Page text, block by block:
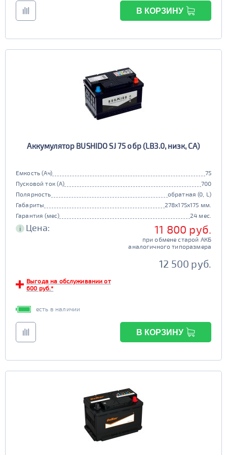
В КОРЗИНУ
Аккумулятор BUSHIDO SJ 75 обр (LB3.0, низк, CA)
Емкость (Ач)
75
Пусковой ток (А)
700
Полярность
обратная (0, L)
Габариты
278x175x175 мм.
Гарантия (мес)
24 мес.
i Цена: 11 800 руб.
при обмене старой АКБ
аналогичного типоразмера
12 500 руб.
Выгода на обслуживании от
600 руб.*
есть в наличии
В КОРЗИНУ